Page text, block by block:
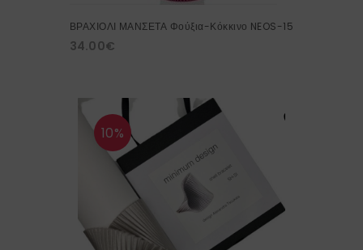
ΒΡΑΧΙΟΛΙ ΜΑΝΣΕΤΑ Φούξια-Κόκκινο NEOS-15
34.00€
10%